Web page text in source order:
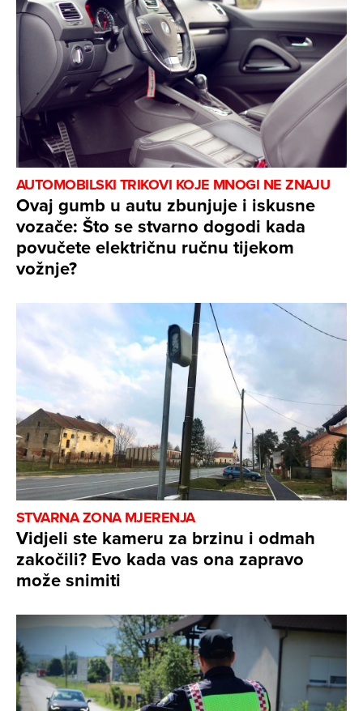
AUTOMOBILSKI TRIKOVI KOJE MNOGI NE ZNAJU
Ovaj gumb u autu zbunjuje i iskusne
vozače: Što se stvarno dogodi kada
povučete električnu ručnu tijekom
vožnje?
STVARNA ZONA MJERENJA
Vidjeli ste kameru za brzinu i odmah
zakočili? Evo kada vas ona zapravo
može snimiti